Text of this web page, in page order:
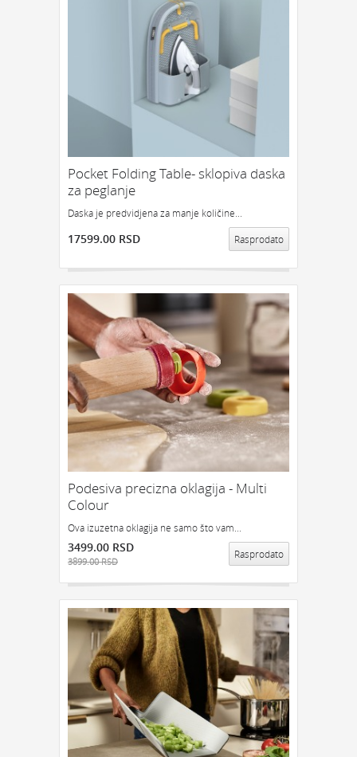
Pocket Folding Table- sklopiva daska
za peglanje
Daska je predvidjena za manje količine...
17599.00 RSD Rasprodato
Podesiva precizna oklagija - Multi
Colour
Ova izuzetna oklagija ne samo što vam...
3499.00 RSD
3899.00 RSD
Rasprodato